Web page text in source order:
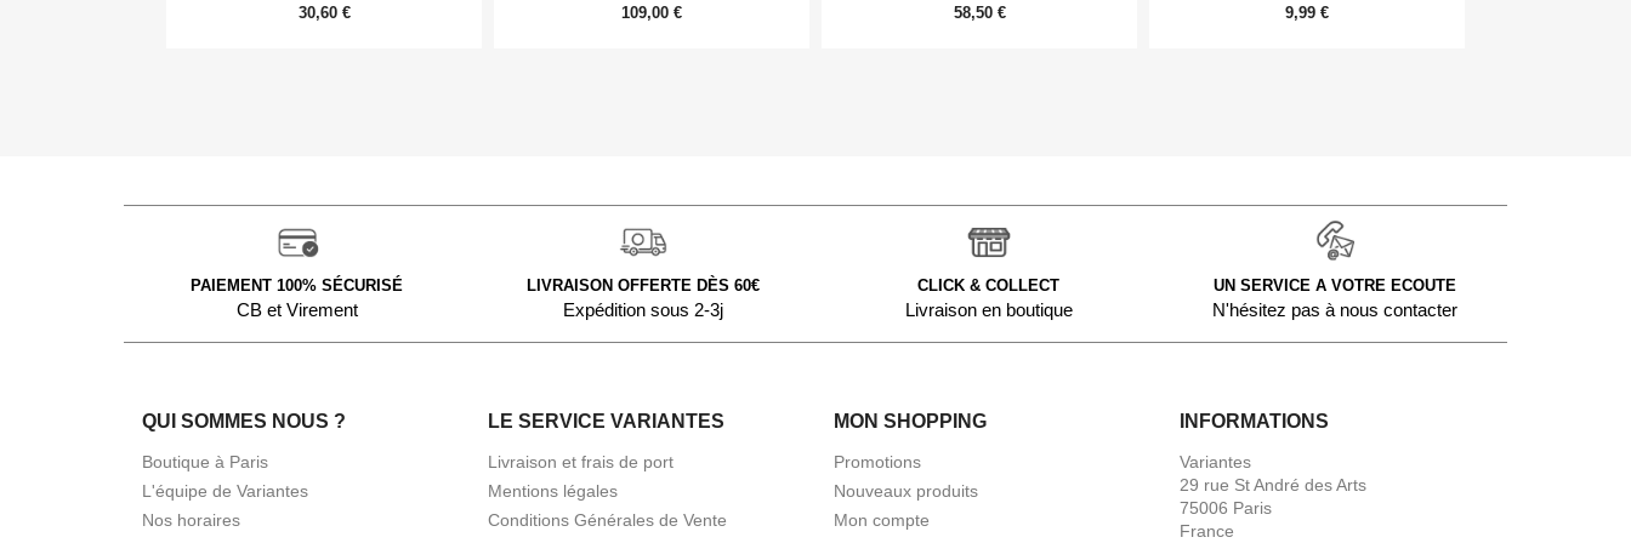
30,60 € 109,00 € 58,50 € 9,99 €
PAIEMENT 100% SÉCURISÉ
CB et Virement
LIVRAISON OFFERTE DÈS 60€
Expédition sous 2-3j
CLICK & COLLECT
Livraison en boutique
UN SERVICE A VOTRE ECOUTE
N'hésitez pas à nous contacter
QUI SOMMES NOUS ?
Boutique à Paris
L'équipe de Variantes
Nos horaires
LE SERVICE VARIANTES
Livraison et frais de port
Mentions légales
Conditions Générales de Vente
MON SHOPPING
Promotions
Nouveaux produits
Mon compte
INFORMATIONS
Variantes
29 rue St André des Arts
75006 Paris
France